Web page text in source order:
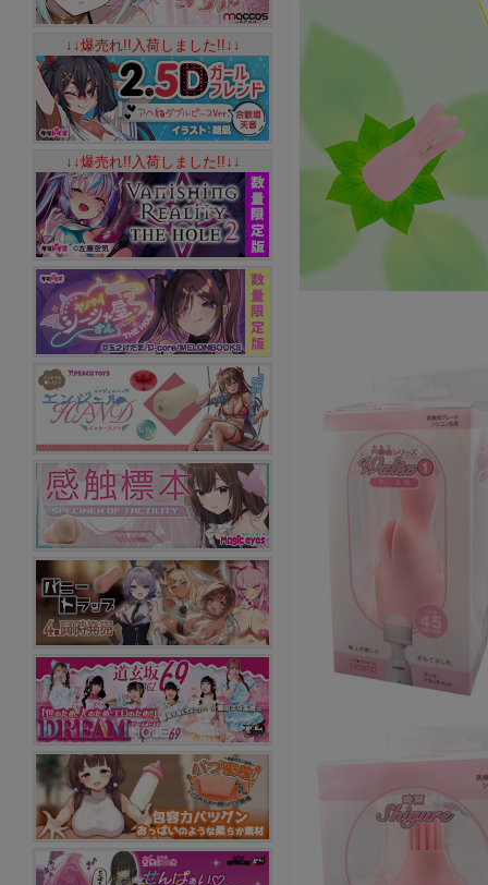
↓↓爆売れ!!入荷しました!!↓↓
↓↓爆売れ!!入荷しました!!↓↓